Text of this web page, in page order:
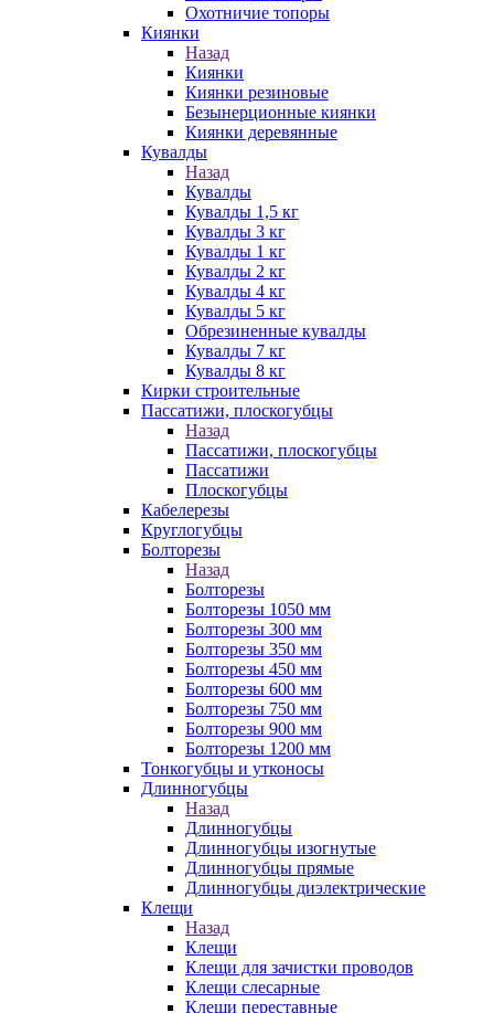
Охотничие топоры
Киянки
Назад
Киянки
Киянки резиновые
Безынерционные киянки
Киянки деревянные
Кувалды
Назад
Кувалды
Кувалды 1,5 кг
Кувалды 3 кг
Кувалды 1 кг
Кувалды 2 кг
Кувалды 4 кг
Кувалды 5 кг
Обрезиненные кувалды
Кувалды 7 кг
Кувалды 8 кг
Кирки строительные
Пассатижи, плоскогубцы
Назад
Пассатижи, плоскогубцы
Пассатижи
Плоскогубцы
Кабелерезы
Круглогубцы
Болторезы
Назад
Болторезы
Болторезы 1050 мм
Болторезы 300 мм
Болторезы 350 мм
Болторезы 450 мм
Болторезы 600 мм
Болторезы 750 мм
Болторезы 900 мм
Болторезы 1200 мм
Тонкогубцы и утконосы
Длинногубцы
Назад
Длинногубцы
Длинногубцы изогнутые
Длинногубцы прямые
Длинногубцы диэлектрические
Клещи
Назад
Клещи
Клещи для зачистки проводов
Клещи слесарные
Клещи переставные